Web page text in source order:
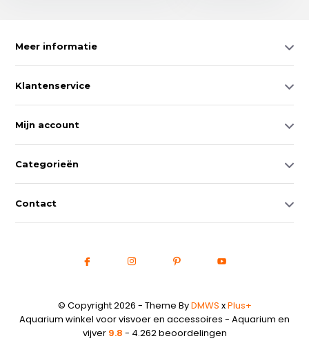
Meer informatie
Klantenservice
Mijn account
Categorieën
Contact
© Copyright 2026 - Theme ByDMWS xPlus+
Aquarium winkel voor visvoer en accessoires - Aquarium en
vijver 9.8 - 4.262 beoordelingen